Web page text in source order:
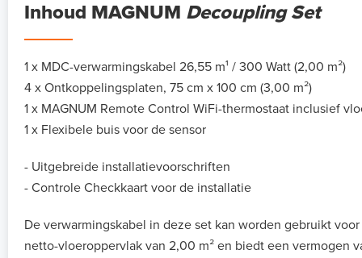
Inhoud MAGNUM Decoupling Set
1 x MDC-verwarmingskabel 26,55 m¹ / 300 Watt (2,00 m²)
4 x Ontkoppelingsplaten, 75 cm x 100 cm (3,00 m²)
1 x MAGNUM Remote Control WiFi-thermostaat inclusief
1 x Flexibele buis voor de sensor
- Uitgebreide installatievoorschriften
- Controle Checkkaart voor de installatie
De verwarmingskabel in deze set kan worden gebruikt
netto-vloeroppervlak van 2,00 m² en biedt een vermogen